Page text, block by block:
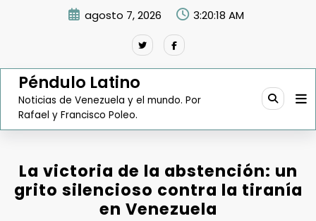
agosto 7, 2026 3:20:19 AM
Péndulo Latino
Noticias de Venezuela y el mundo. Por
Rafael y Francisco Poleo.
La victoria de la abstención: un
grito silencioso contra la tiranía
en Venezuela